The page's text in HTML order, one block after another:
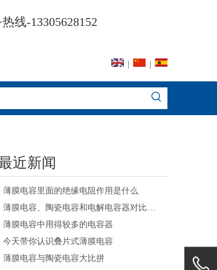
线-13305628152
近新闻
薄膜电容里面的绝缘电阻作用是什么
薄膜电容、陶瓷电容和电解电容器对比及注意事项
薄膜电容中用得较多的电容器
今天带你认识叠片式薄膜电容
薄膜电容与陶瓷电容大比拼